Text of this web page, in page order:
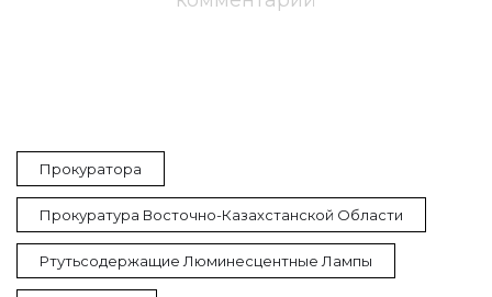
Прокуратора
Прокуратура Восточно-Казахстанской Области
Ртутьсодержащие Люминесцентные Лампы